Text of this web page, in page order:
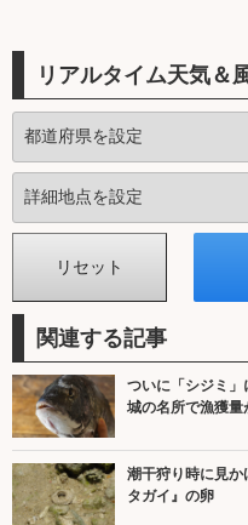
リアルタイム天気＆
関連する記事
ついに「シジミ
城の名所で漁獲量
潮干狩り時に見か
タガイ』の卵